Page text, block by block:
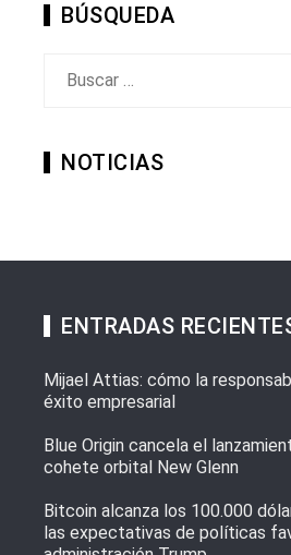
BÚSQUEDA
NOTICIAS
ENTRADAS
Mijael Attias: cómo la
éxito empresarial
Blue Origin cancela el
cohete orbital New Glenn
Bitcoin alcanza los 100.000
las expectativas de políticas